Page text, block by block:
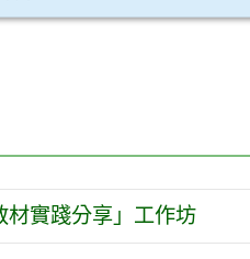
材實踐分享」工作坊